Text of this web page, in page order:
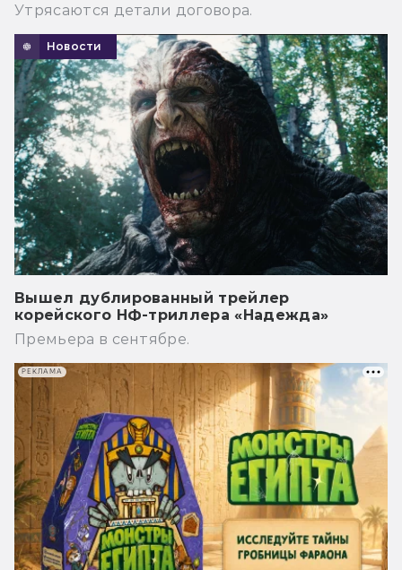
Утрясаются детали договора.
Новости
Вышел дублированный трейлер
корейского НФ-триллера «Надежда»
Премьера в сентябре.
РЕКЛАМА